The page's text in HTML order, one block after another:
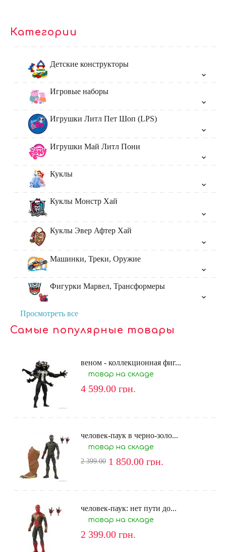
Категории
Детские конструкторы
Игровые наборы
Игрушки Литл Пет Шоп (LPS)
Игрушки Май Литл Пони
Куклы
Куклы Монстр Хай
Куклы Эвер Афтер Хай
Машинки, Треки, Оружие
Фигурки Марвел, Трансформеры
Просмотреть все
Самые популярные товары
веном - коллекционная фиг...
товар на складе
4 599.00 грн.
человек-паук в черно-золо...
товар на складе
2 399.00 1 850.00 грн.
человек-паук: нет пути до...
товар на складе
2 399.00 грн.